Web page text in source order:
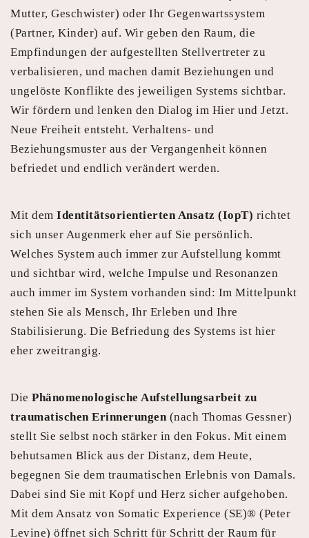
Mutter, Geschwister) oder Ihr Gegenwartssystem
(Partner, Kinder) auf. Wir geben den Raum, die
Empfindungen der aufgestellten Stellvertreter zu
verbalisieren, und machen damit Beziehungen und
ungelöste Konflikte des jeweiligen Systems sichtbar.
Wir fördern und lenken den Dialog im Hier und Jetzt.
Neue Freiheit entsteht. Verhaltens- und
Beziehungsmuster aus der Vergangenheit können
befriedet und endlich verändert werden.
Mit dem Identitätsorientierten Ansatz (IopT) richtet
sich unser Augenmerk eher auf Sie persönlich.
Welches System auch immer zur Aufstellung kommt
und sichtbar wird, welche Impulse und Resonanzen
auch immer im System vorhanden sind: Im Mittelpunkt
stehen Sie als Mensch, Ihr Erleben und Ihre
Stabilisierung. Die Befriedung des Systems ist hier
eher zweitrangig.
Die Phänomenologische Aufstellungsarbeit zu
traumatischen Erinnerungen(nach Thomas Gessner)
stellt Sie selbst noch stärker in den Fokus. Mit einem
behutsamen Blick aus der Distanz, dem Heute,
begegnen Sie dem traumatischen Erlebnis von Damals.
Dabei sind Sie mit Kopf und Herz sicher aufgehoben.
Mit dem Ansatz von Somatic Experience (SE)® (Peter
Levine) öffnet sich Schritt für Schritt der Raum für